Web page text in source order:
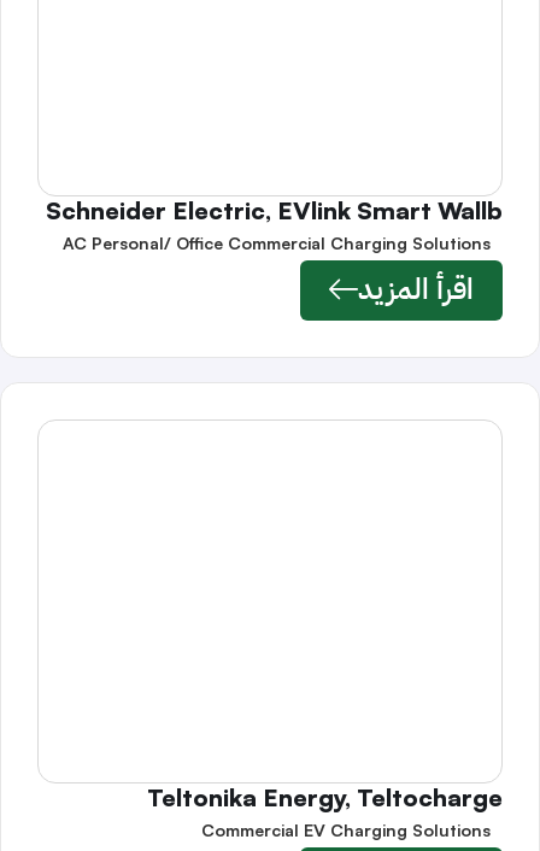
Schneider Electric, EVlink Smart Wallb
AC Personal/ Office Commercial Charging Solutions
اقرأ المزيد
Teltonika Energy, Teltocharge
Commercial EV Charging Solutions